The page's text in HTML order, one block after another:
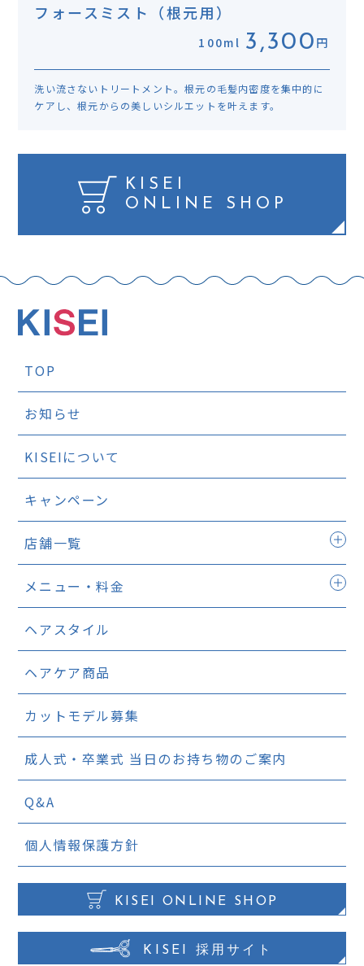
フォースミスト（根元用）
100ml 3,300 円
洗い流さないトリートメント。根元の毛髪内密度を集中的に
ケアし、根元からの美しいシルエットを叶えます。
KISEI
ONLINE SHOP
TOP
お知らせ
KISEIについて
キャンペーン
店舗一覧
メニュー・料金
ヘアスタイル
ヘアケア商品
カットモデル募集
成人式・卒業式 当日のお持ち物のご案内
Q&A
個人情報保護方針
KISEI ONLINE SHOP
KISEI 採用サイト